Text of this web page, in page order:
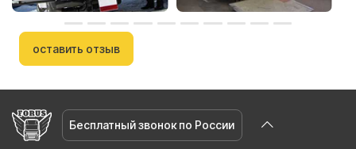
оставить отзыв
Бесплатный звонок по России